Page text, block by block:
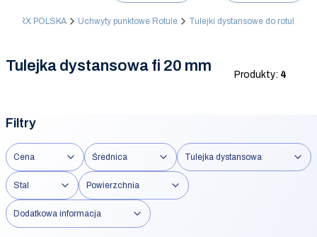
RX POLSKA Uchwyty punktowe Rotule Tulejki dystansowe do rotul
Tulejka dystansowa fi 20 mm
Produkty: 4
Filtry
Cena Średnica Tulejka dystansowa
Stal Powierzchnia
Dodatkowa informacja